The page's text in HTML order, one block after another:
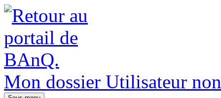
Mon dossier Utilisateur